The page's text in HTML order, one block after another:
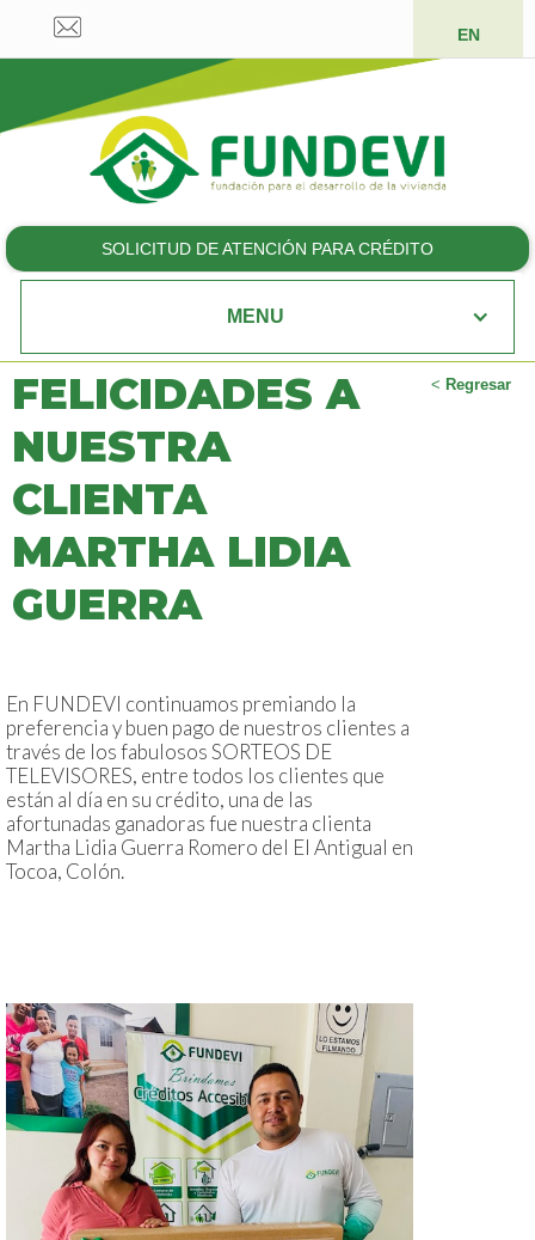
EN
SOLICITUD DE ATENCIÓN PARA CRÉDITO
MENU
< Regresar
FELICIDADES A
NUESTRA
CLIENTA
MARTHA LIDIA
GUERRA
En FUNDEVI continuamos premiando la
preferencia y buen pago de nuestros clientes a
través de los fabulosos SORTEOS DE
TELEVISORES, entre todos los clientes que
están al día en su crédito, una de las
afortunadas ganadoras fue nuestra clienta
Martha Lidia Guerra Romero del El Antigual en
Tocoa, Colón.